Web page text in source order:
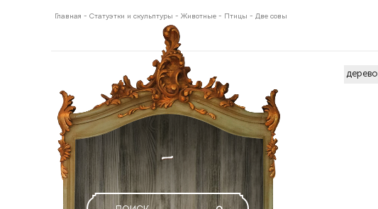
Главная - Статуэтки и скульптуры - Животные - Птицы - Две совы
дерево